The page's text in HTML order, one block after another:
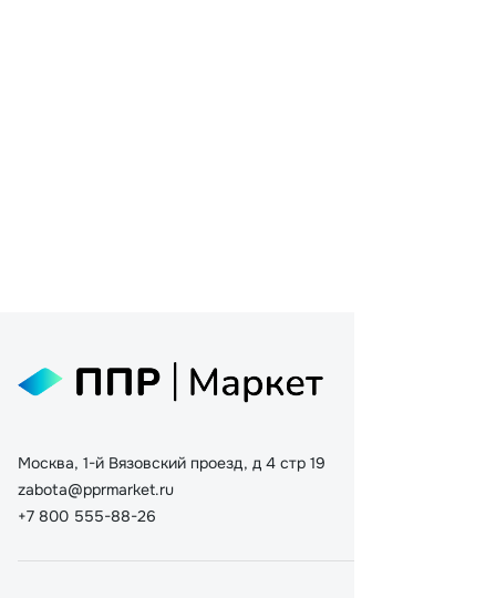
Москва, 1-й Вязовский проезд, д 4 стр 19
zabota@pprmarket.ru
+7 800 555-88-26